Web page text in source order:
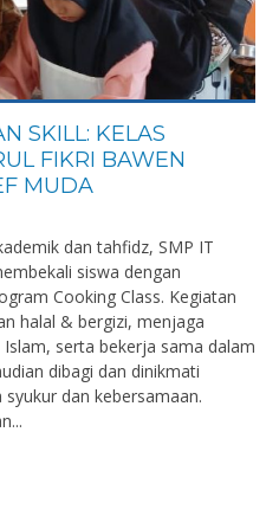
SKILL: KELAS
FIKRI BAWEN
MUDA
dan tahfidz, SMP IT
siswa dengan
Cooking Class. Kegiatan
halal & bergizi, menjaga
serta bekerja sama dalam
dibagi dan dinikmati
dan kebersamaan.